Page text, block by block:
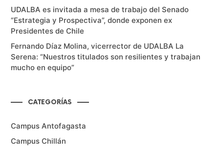
UDALBA es invitada a mesa de trabajo del Senado
“Estrategia y Prospectiva”, donde exponen ex
Presidentes de Chile
Fernando Díaz Molina, vicerrector de UDALBA La
Serena: “Nuestros titulados son resilientes y trabajan
mucho en equipo”
CATEGORÍAS
Campus Antofagasta
Campus Chillán